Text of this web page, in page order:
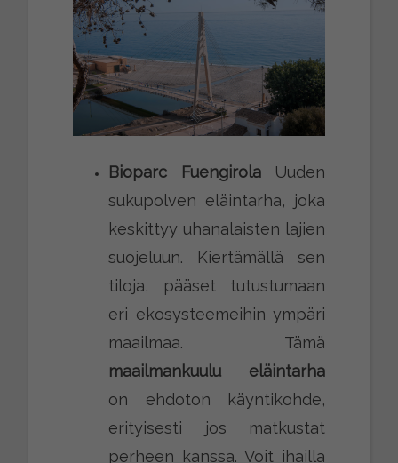
Bioparc Fuengirola Uuden
sukupolven eläintarha, joka
keskittyy uhanalaisten lajien
suojeluun. Kiertämällä sen
tiloja, pääset tutustumaan
eri ekosysteemeihin ympäri
maailmaa. Tämä
maailmankuulu eläintarha
on ehdoton käyntikohde,
erityisesti jos matkustat
perheen kanssa. Voit ihailla